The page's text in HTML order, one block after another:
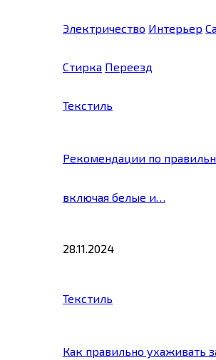
Электричество Интерьер
Стирка Переезд
Текстиль
Рекомендации по
включая белые и…
28.11.2024
Текстиль
Как правильно ухаживать